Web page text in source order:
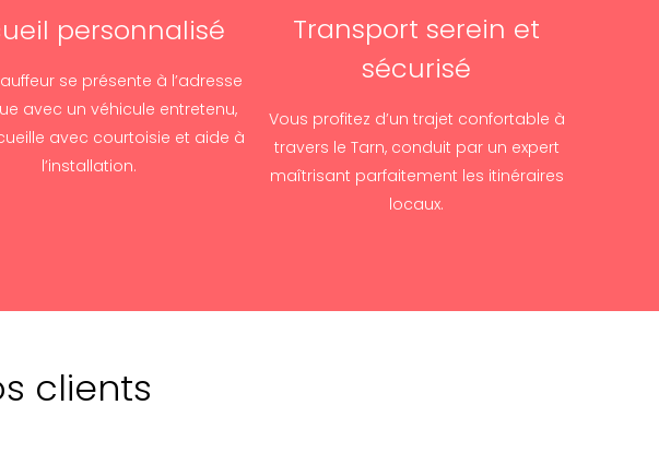
personnalisé
se présente à l’adresse
avec un véhicule entretenu,
avec courtoisie et aide à
l’installation.
Transport serein et
sécurisé
Vous profitez d’un trajet confortable à
travers le Tarn, conduit par un expert
maîtrisant parfaitement les itinéraires
locaux.
clients